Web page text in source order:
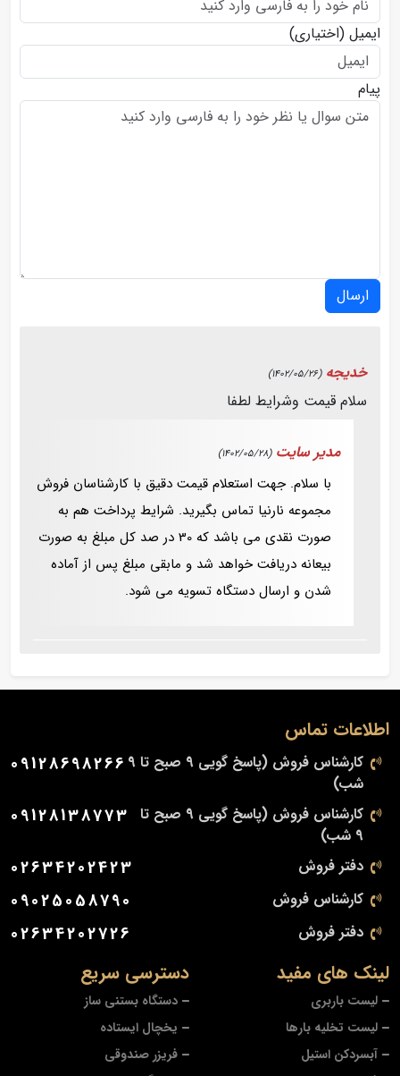
ایمیل (اختیاری)
پیام
ارسال
خدیجه (1402/05/26)
سلام قیمت وشرایط لطفا
مدیر سایت (1402/05/28)
با سلام. جهت استعلام قیمت دقیق با کارشناسان فروش
مجموعه نارنیا تماس بگیرید. شرایط پرداخت هم به
صورت نقدی می باشد که 30 در صد کل مبلغ به صورت
بیعانه دریافت خواهد شد و مابقی مبلغ پس از آماده
شدن و ارسال دستگاه تسویه می شود.
دسترسی سریع
دستگاه بستنی ساز
یخچال ایستاده
فریزر صندوقی
لینک های مفید
لیست باربری
لیست تخلیه بارها
آبسردکن استیل
اطلاعات تماس
کارشناس فروش (پاسخ گویی 9 صبح تا 9
شب)
09128698266
کارشناس فروش (پاسخ گویی 9 صبح تا
9 شب)
09128138773
دفتر فروش 02634202423
کارشناس فروش 09025058790
دفتر فروش 02634202726